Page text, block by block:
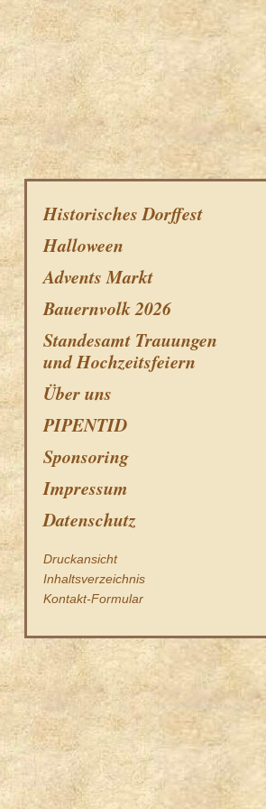
Historisches Dorffest
Halloween
Advents Markt
Bauernvolk 2026
Standesamt Trauungen
und Hochzeitsfeiern
Über uns
PIPENTID
Sponsoring
Impressum
Datenschutz
Druckansicht
Inhaltsverzeichnis
Kontakt-Formular